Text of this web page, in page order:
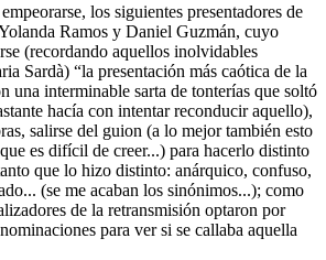
los siguientes presentadores de
Ramos y Daniel Guzmán, cuyo
(recordando aquellos inolvidables
Sardà) “la presentación más caótica de la
una interminable sarta de tonterías que soltó
hacía con intentar reconducir aquello),
salirse del guion (a lo mejor también esto
es difícil de creer...) para hacerlo distinto
que lo hizo distinto: anárquico, confuso,
(se me acaban los sinónimos...); como
de la retransmisión optaron por
para ver si se callaba aquella